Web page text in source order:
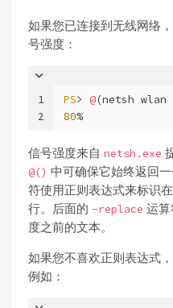
如果您已连接到无线网络
号强度：
1
2
PS> @(netsh wlan
80%
信号强度来自 netsh.exe
@() 中可确保它始终返回一
符使用正则表达式来标识
行。后面的 -replace 运
度之前的文本。
如果您不喜欢正则表达式
例如：